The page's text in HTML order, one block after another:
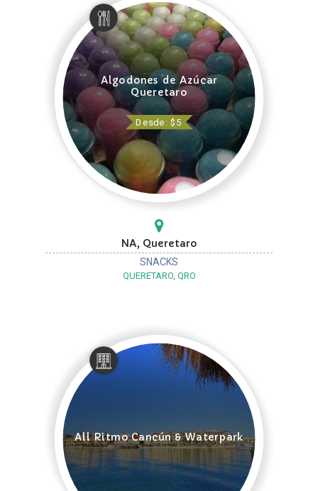
Algodones de Azúcar
Queretaro
Desde: $5
NA, Queretaro
SNACKS
QUERETARO, QRO
All Ritmo Cancún & Waterpark